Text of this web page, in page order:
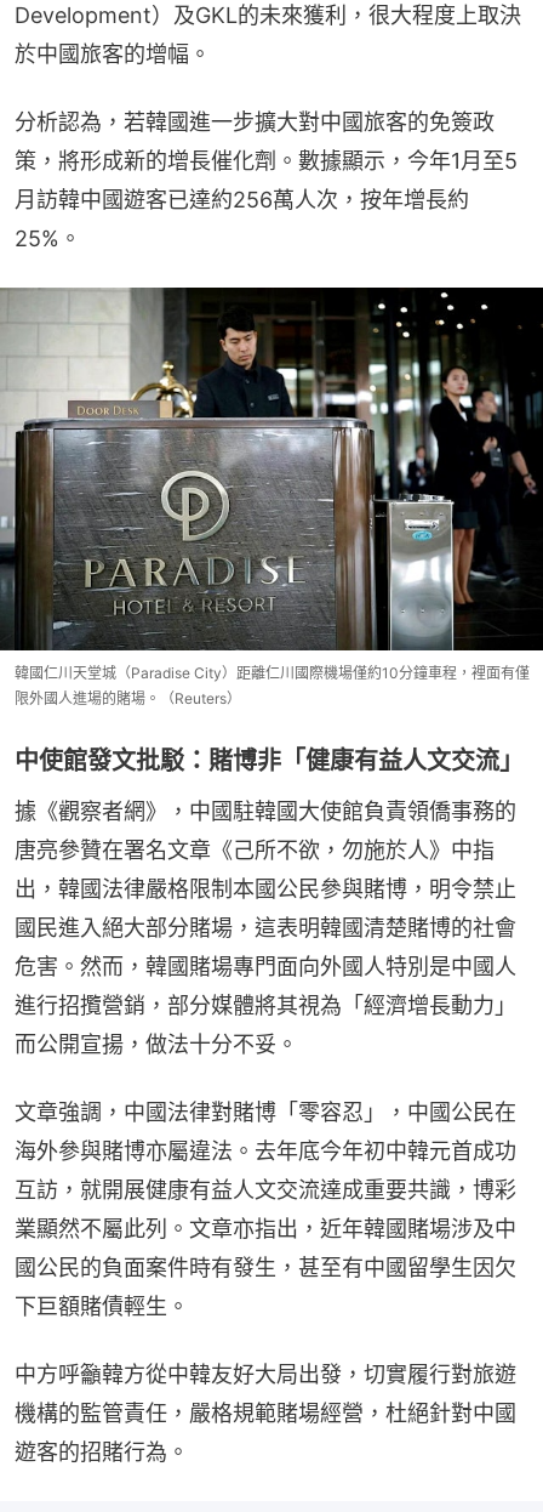
Development）及GKL的未來獲利，很大程度上取決
於中國旅客的增幅。
分析認為，若韓國進一步擴大對中國旅客的免簽政
策，將形成新的增長催化劑。數據顯示，今年1月至5
月訪韓中國遊客已達約256萬人次，按年增長約
25%。
韓國仁川天堂城（Paradise City）距離仁川國際機場僅約10分鐘車程，裡面有僅
限外國人進場的賭場。（Reuters）
中使館發文批駁：賭博非「健康有益人文交流」
據《觀察者網》，中國駐韓國大使館負責領僑事務的
唐亮參贊在署名文章《己所不欲，勿施於人》中指
出，韓國法律嚴格限制本國公民參與賭博，明令禁止
國民進入絕大部分賭場，這表明韓國清楚賭博的社會
危害。然而，韓國賭場專門面向外國人特別是中國人
進行招攬營銷，部分媒體將其視為「經濟增長動力」
而公開宣揚，做法十分不妥。
文章強調，中國法律對賭博「零容忍」，中國公民在
海外參與賭博亦屬違法。去年底今年初中韓元首成功
互訪，就開展健康有益人文交流達成重要共識，博彩
業顯然不屬此列。文章亦指出，近年韓國賭場涉及中
國公民的負面案件時有發生，甚至有中國留學生因欠
下巨額賭債輕生。
中方呼籲韓方從中韓友好大局出發，切實履行對旅遊
機構的監管責任，嚴格規範賭場經營，杜絕針對中國
遊客的招賭行為。